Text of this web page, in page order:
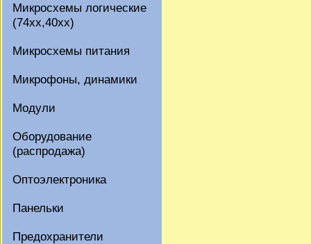
Микросхемы логические
(74xx,40xx)
Микросхемы питания
Микрофоны, динамики
Модули
Оборудование
(распродажа)
Оптоэлектроника
Панельки
Предохранители